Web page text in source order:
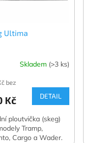
Ultima
Skladem (>3 ks)
bez
Kč DETAIL
ploutvička (skeg)
Tramp,
Cargo a Wader.